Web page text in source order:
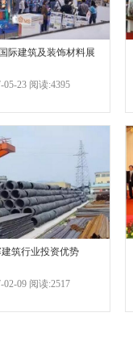
际建筑及装饰材料展
23 阅读:4395
筑行业投资优势
09 阅读:2517